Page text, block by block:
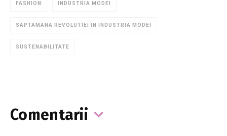
FASHION INDUSTRIA MODEI
SAPTAMANA REVOLUTIEI IN INDUSTRIA MODEI
SUSTENABILITATE
Comentarii